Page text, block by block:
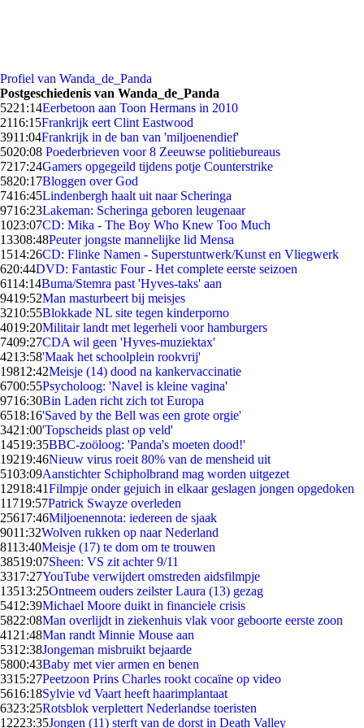
Profiel van Wanda_de_Panda
Postgeschiedenis van Wanda_de_Panda
5221:14Eerbetoon aan Toon Hermans in 2010
2116:15Frankrijk eert Clint Eastwood
3911:04Frankrijk in de ban van 'miljoenendief'
5020:08 Poederbrieven voor 8 Zeeuwse politiebureaus
7217:24Gamers opgegeild tijdens potje Counterstrike
5820:17Bloggen over God
7416:45Lindenbergh haalt uit naar Scheringa
9716:23Lakeman: Scheringa geboren leugenaar
1023:07CD: Mika - The Boy Who Knew Too Much
13308:48Peuter jongste mannelijke lid Mensa
1514:26CD: Flinke Namen - Superstuntwerk/Kunst en Vliegwerk
620:44DVD: Fantastic Four - Het complete eerste seizoen
6114:14Buma/Stemra past 'Hyves-taks' aan
9419:52Man masturbeert bij meisjes
3210:55Blokkade NL site tegen kinderporno
4019:20Militair landt met legerheli voor hamburgers
7409:27CDA wil geen 'Hyves-muziektax'
4213:58'Maak het schoolplein rookvrij'
19812:42Meisje (14) dood na kankervaccinatie
6700:55Psycholoog: 'Navel is kleine vagina'
9716:30Bin Laden richt zich tot Europa
6518:16'Saved by the Bell was een grote orgie'
3421:00'Topscheids plast op veld'
14519:35BBC-zoöloog: 'Panda's moeten dood!'
19219:46Nieuw virus roeit 80% van de mensheid uit
5103:09Aanstichter Schipholbrand mag worden uitgezet
12918:41Filmpje onder gejuich in elkaar geslagen jongen opgedoken
11719:57Patrick Swayze overleden
25617:46Miljoenennota: iedereen de sjaak
9011:32Wolven rukken op naar Nederland
8113:40Meisje (17) te dom om te trouwen
38519:07Sheen: VS zit achter 9/11
3317:27YouTube verwijdert omstreden aidsfilmpje
13513:25Ontneem ouders zeilster Laura (13) gezag
5412:39Michael Moore duikt in financiele crisis
5822:08Man overlijdt in ziekenhuis vlak voor geboorte eerste zoon
41 21:48Man randt Minnie Mouse aan
5312:38Jongeman misbruikt bejaarde
5800:43Baby met vier armen en benen
3315:27Peetzoon Prins Charles rookt cocaïne op video
5616:18Sylvie vd Vaart heeft haarimplantaat
6323:25Rotsblok verplettert Nederlandse toeristen
12223:35Jongen (11) sterft van de dorst in Death Valley